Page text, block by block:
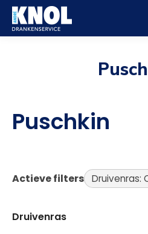
Puschkin
Actieve filters Druivenras:
Druivenras